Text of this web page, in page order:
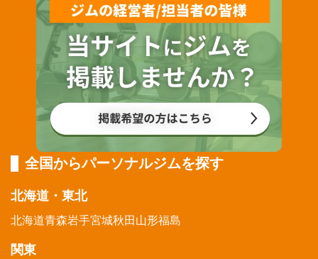
全国からパーソナルジムを探す
北海道・東北
北海道青森岩手宮城秋田山形福島
関東